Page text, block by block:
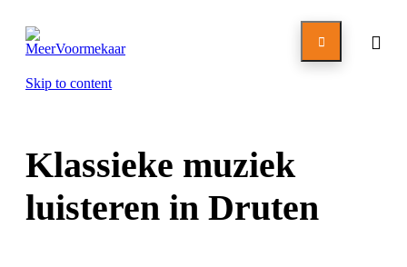

Skip to content
Klassieke muziek
luisteren in Druten